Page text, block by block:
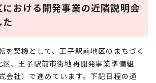
おける開発事業の近隣説明会
を契機として、王子駅前地区のまちづく
区、王子駅前市街地再開発事業準備組
会社）で進めています。下記日程の通